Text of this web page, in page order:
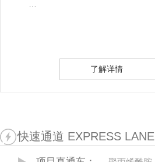
了解详情
快速通道 EXPRESS LANE